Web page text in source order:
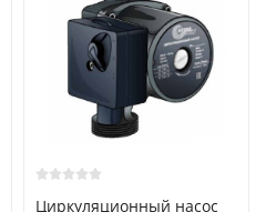
Циркуляционный насос